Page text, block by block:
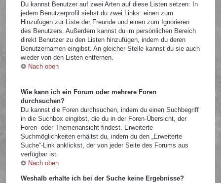
Du kannst Benutzer auf zwei Arten auf diese Listen setzen: In
jedem Benutzerprofil siehst du zwei Links: einen zum
Hinzufügen zur Liste der Freunde und einen zum Ignorieren
des Benutzers. Außerdem kannst du im persönlichen Bereich
direkt Benutzer zu den Listen hinzufügen, indem du deren
Benutzernamen eingibst. An gleicher Stelle kannst du sie auch
wieder von den Listen entfernen.
Nach oben
Wie kann ich ein Forum oder mehrere Foren
durchsuchen?
Du kannst die Foren durchsuchen, indem du einen Suchbegriff
in die Suchbox eingibst, die du in der Foren-Übersicht, der
Foren- oder Themenansicht findest. Erweiterte
Suchmöglichkeiten erhältst du, indem du den „Erweiterte
Suche“-Link anklickst, der von jeder Seite des Forums aus
verfügbar ist.
Nach oben
Weshalb erhalte ich bei der Suche keine Ergebnisse?